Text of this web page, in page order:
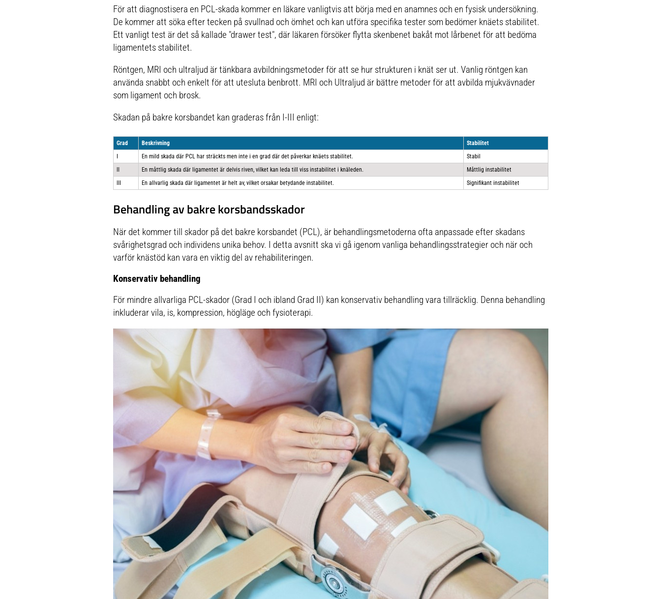
För att diagnostisera en PCL-skada kommer en läkare vanligtvis att börja med en anamnes och en fysisk undersökning.
De kommer att söka efter tecken på svullnad och ömhet och kan utföra specifika tester som bedömer knäets stabilitet.
Ett vanligt test är det så kallade "drawer test", där läkaren försöker flytta skenbenet bakåt mot lårbenet för att bedöma
ligamentets stabilitet.
Röntgen, MRI och ultraljud är tänkbara avbildningsmetoder för att se hur strukturen i knät ser ut. Vanlig röntgen kan
använda snabbt och enkelt för att utesluta benbrott. MRI och Ultraljud är bättre metoder för att avbilda mjukvävnader
som ligament och brosk.
Skadan på bakre korsbandet kan graderas från I-III enligt:
Grad Beskrivning
Stabilitet
En mild skada där PCL har sträckts men inte i en grad där det påverkar knäets stabilitet.
Stabil
En måttlig skada där ligamentet är delvis riven, vilket kan leda till viss instabilitet i knäleden.
Måttlig instabilitet
En allvarlig skada där ligamentet är helt av, vilket orsakar betydande instabilitet. Signifikant instabilitet
Behandling av bakre korsbandsskador
När det kommer till skador på det bakre korsbandet (PCL), är behandlingsmetoderna ofta anpassade efter skadans
svårighetsgrad och individens unika behov. I detta avsnitt ska vi gå igenom vanliga behandlingsstrategier och när och
varför knästöd kan vara en viktig del av rehabiliteringen.
Konservativ behandling
För mindre allvarliga PCL-skador (Grad I och ibland Grad II) kan konservativ behandling vara tillräcklig. Denna behandling
inkluderar vila, is, kompression, högläge och fysioterapi.